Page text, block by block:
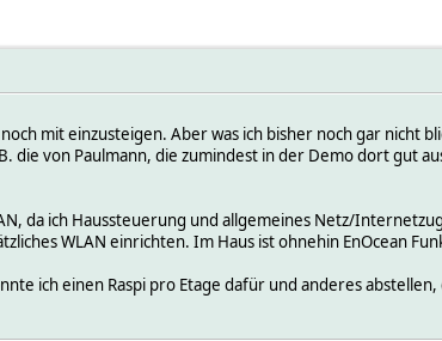
mit einzusteigen. Aber was ich bisher noch gar nicht
die von Paulmann, die zumindest in der Demo dort gut
da ich Haussteuerung und allgemeines Netz/
WLAN einrichten. Im Haus ist ohnehin EnOcean
ich einen Raspi pro Etage dafür und anderes